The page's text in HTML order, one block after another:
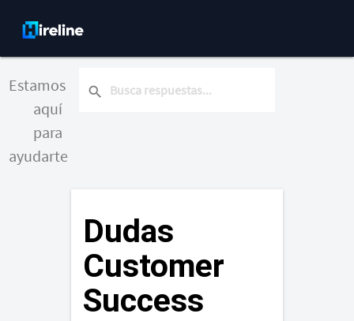
Estamos
aquí
para
ayudarte
search
Dudas
Customer
Success